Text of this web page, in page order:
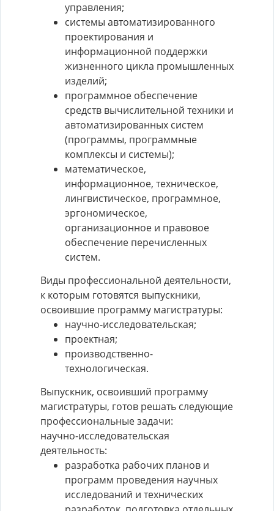
управления;
системы автоматизированного
проектирования и
информационной поддержки
жизненного цикла промышленных
изделий;
программное обеспечение
средств вычислительной техники и
автоматизированных систем
(программы, программные
комплексы и системы);
математическое,
информационное, техническое,
лингвистическое, программное,
эргономическое,
организационное и правовое
обеспечение перечисленных
систем.
Виды профессиональной деятельности,
к которым готовятся выпускники,
освоившие программу магистратуры:
научно-исследовательская;
проектная;
производственно-
технологическая.
Выпускник, освоивший программу
магистратуры, готов решать следующие
профессиональные задачи:
научно-исследовательская
деятельность:
разработка рабочих планов и
программ проведения научных
исследований и технических